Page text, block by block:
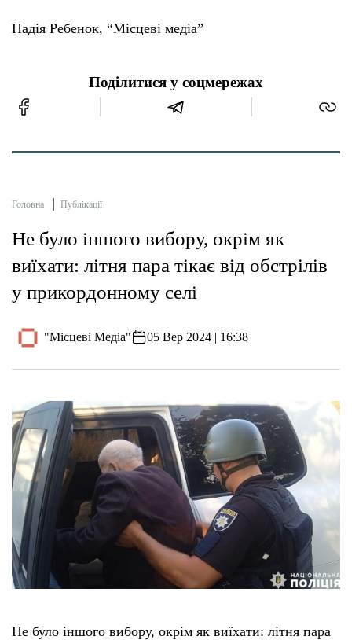
Надія Ребенок, “Місцеві медіа”
Поділитися у соцмережах
Головна Публікації
Не було іншого вибору, окрім як
виїхати: літня пара тікає від обстрілів
у прикордонному селі
"Місцеві Медіа" 05 Вер 2024 | 16:38
Не було іншого вибору, окрім як виїхати: літня пара